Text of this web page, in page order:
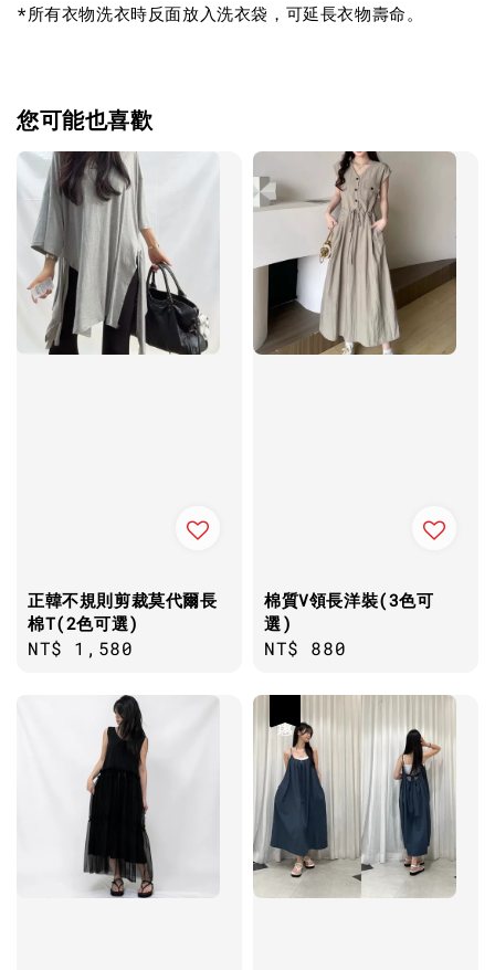
*所有衣物洗衣時反面放入洗衣袋，可延長衣物壽命。
您可能也喜歡
正韓不規則剪裁莫代爾長
棉T(2色可選)
Regular
NT$ 1,580
棉質V領長洋裝(3色可
選)
Regular
NT$ 880